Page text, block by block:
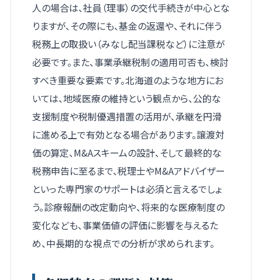
人の場合は、社員（理事）の交代手続きが中心とな
りますが、その際にも、基金の返還や、それに伴う
税務上の取扱い（みなし配当課税など）に注意が
必要です。また、事業承継税制の適用可否も、検討
すべき重要な要素です。北海道のような地方にお
いては、地域医療の維持という観点から、公的な
支援制度や税制優遇措置の活用が、承継を円滑
に進める上で有効となる場合があります。譲渡対
価の算定、M&Aスキームの設計、そして最終的な
税務申告に至るまで、税理士やM&Aアドバイザー
といった専門家のサポートは必須と言えるでしょ
う。診療報酬の改定動向や、将来的な医療制度の
変化なども、事業価値の評価に影響を与えるた
め、中長期的な視点での分析が求められます。